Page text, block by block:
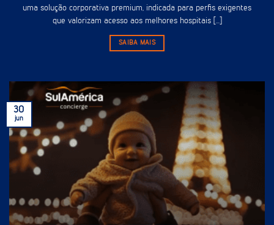
uma solução corporativa premium, indicada para perfis exigentes
que valorizam acesso aos melhores hospitais [...]
SAIBA MAIS
30
jun